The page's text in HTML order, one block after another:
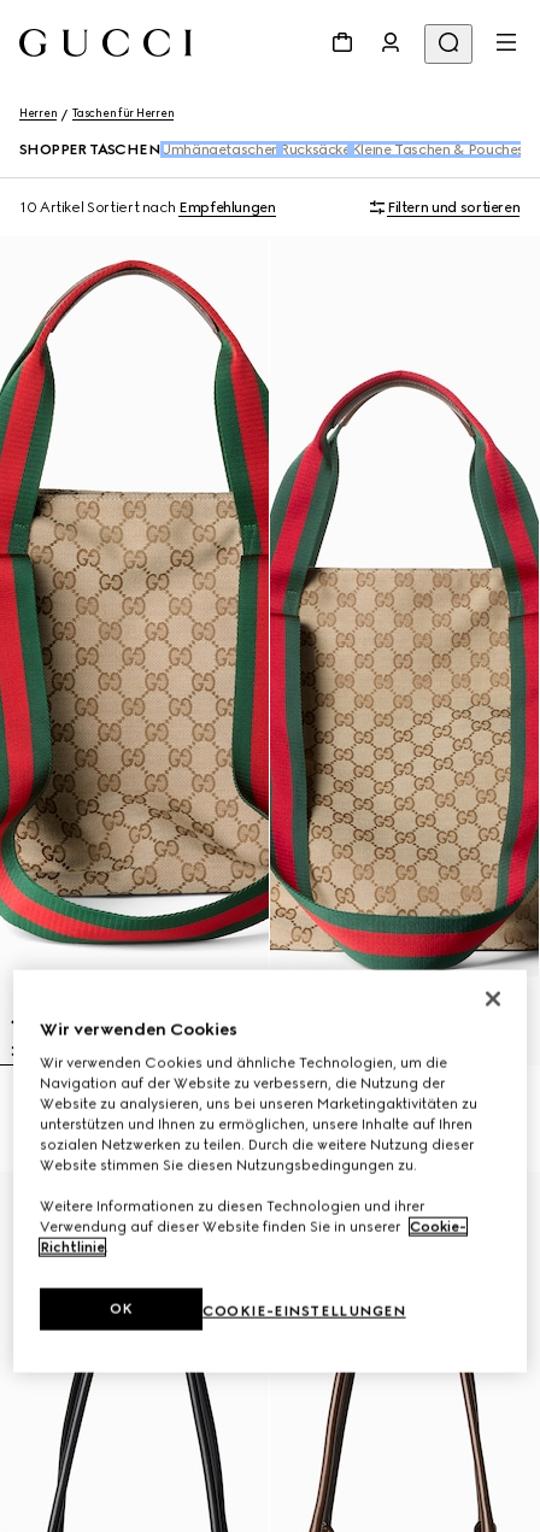
Herren Taschen für Herren
SHOPPER TASCHEN Umhängetaschen Rucksäcke Kleine Taschen & Pouches
10 Artikel Sortiert nach Empfehlungen Filtern und sortieren
Kleiner Shopper mit GG
£1,150
Mittelgroßer GG Shopper
£1,330
Wir verwenden Cookies
Wir verwenden Cookies und ähnliche Technologien, um die
Navigation auf der Website zu verbessern, die Nutzung der
Website zu analysieren, uns bei unseren Marketingaktivitäten zu
unterstützen und Ihnen zu ermöglichen, unsere Inhalte auf Ihren
sozialen Netzwerken zu teilen. Durch die weitere Nutzung dieser
Website stimmen Sie diesen Nutzungsbedingungen zu.
Weitere Informationen zu diesen Technologien und ihrer
Verwendung auf dieser Website finden Sie in unserer Cookie-
Richtlinie.
COOKIE-EINSTELLUNGEN
OK